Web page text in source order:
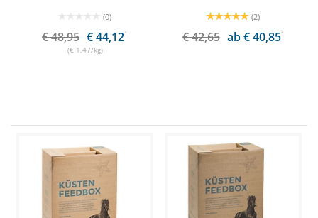
(0)
€ 48,95 € 44,121
(€ 1,47/kg)
(2)
€ 42,65 ab € 40,851